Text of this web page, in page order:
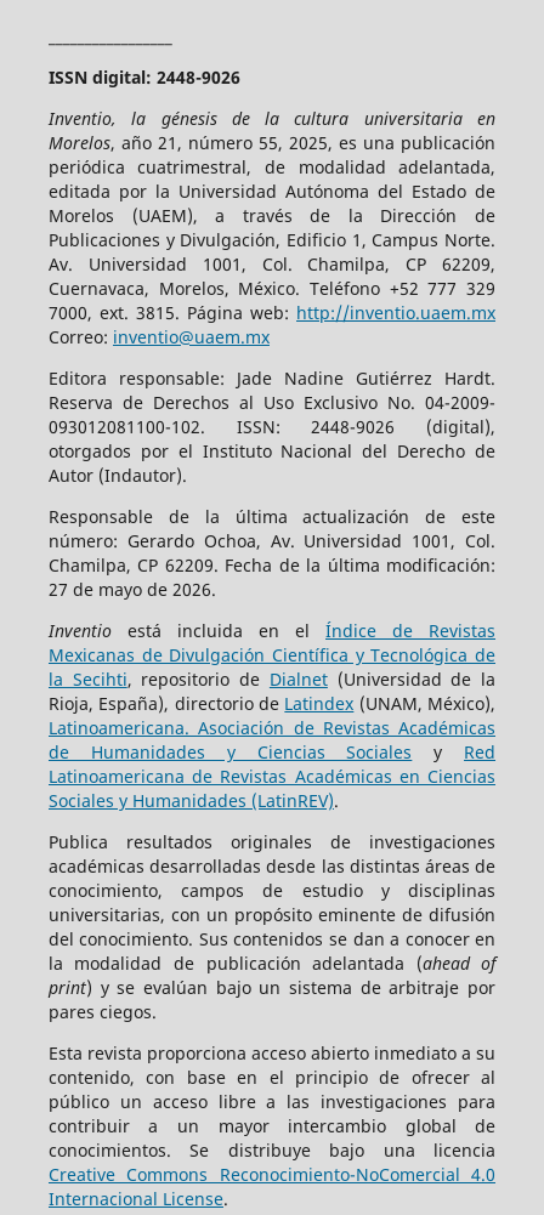
ISSN digital: 2448-9026
Inventio, la génesis de la cultura universitaria en
Morelos, año 21, número 55, 2025, es una publicación
periódica cuatrimestral, de modalidad adelantada,
editada por la Universidad Autónoma del Estado de
Morelos (UAEM), a través de la Dirección de
Publicaciones y Divulgación, Edificio 1, Campus Norte.
Av. Universidad 1001, Col. Chamilpa, CP 62209,
Cuernavaca, Morelos, México. Teléfono +52 777 329
7000, ext. 3815. Página web: http://inventio.uaem.mx
Correo: inventio@uaem.mx
Editora responsable: Jade Nadine Gutiérrez Hardt.
Reserva de Derechos al Uso Exclusivo No. 04-2009-
093012081100-102. ISSN: 2448-9026 (digital),
otorgados por el Instituto Nacional del Derecho de
Autor (Indautor).
Responsable de la última actualización de este
número: Gerardo Ochoa, Av. Universidad 1001, Col.
Chamilpa, CP 62209. Fecha de la última modificación:
27 de mayo de 2026.
Inventioestá incluida en elÍndice de Revistas
Mexicanas de Divulgación Científica y Tecnológica de
la Secihti, repositorio de Dialnet(Universidad de la
Rioja, España), directorio de Latindex (UNAM, México),
Latinoamericana. Asociación de Revistas Académicas
de Humanidades y Ciencias Sociales y Red
Latinoamericana de Revistas Académicas en Ciencias
Sociales y Humanidades (LatinREV).
Publica resultados originales de investigaciones
académicas desarrolladas desde las distintas áreas de
conocimiento, campos de estudio y disciplinas
universitarias, con un propósito eminente de difusión
del conocimiento. Sus contenidos se dan a conocer en
la modalidad de publicación adelantada (ahead of
print) y se evalúan bajo un sistema de arbitraje por
pares ciegos.
Esta revista proporciona acceso abierto inmediato a su
contenido, con base en el principio de ofrecer al
público un acceso libre a las investigaciones para
contribuir a un mayor intercambio global de
conocimientos. Se distribuye bajo una licencia
Creative Commons Reconocimiento-NoComercial 4.0
Internacional License.